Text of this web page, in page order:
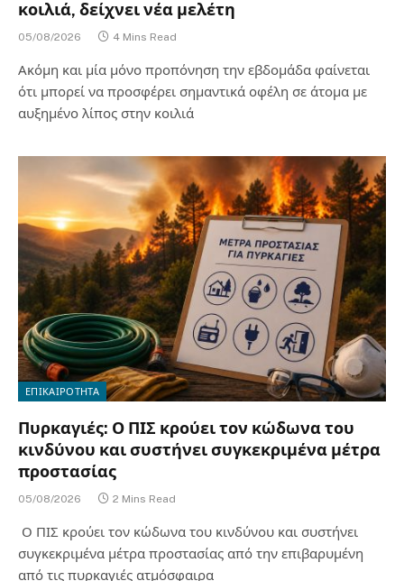
κοιλιά, δείχνει νέα μελέτη
05/08/2026 4 Mins Read
Ακόμη και μία μόνο προπόνηση την εβδομάδα φαίνεται
ότι μπορεί να προσφέρει σημαντικά οφέλη σε άτομα με
αυξημένο λίπος στην κοιλιά
ΕΠΙΚΑΙΡΟΤΗΤΑ
Πυρκαγιές: Ο ΠΙΣ κρούει τον κώδωνα του
κινδύνου και συστήνει συγκεκριμένα μέτρα
προστασίας
05/08/2026 2 Mins Read
Ο ΠΙΣ κρούει τον κώδωνα του κινδύνου και συστήνει
συγκεκριμένα μέτρα προστασίας από την επιβαρυμένη
από τις πυρκαγιές ατμόσφαιρα